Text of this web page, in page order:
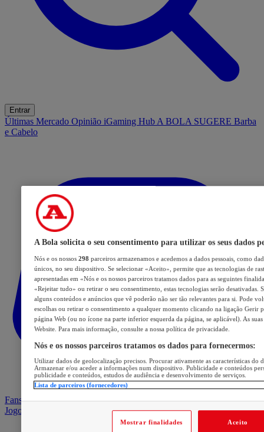
Entrar
Últimas Mercado Opinião iGaming Hub A BOLA SUGERE Barba
e Cabelo
Fans Arena
Jogos
A Bola solicita o seu consentimento para utilizar os seus dados
Nós e os nossos 298 parceiros armazenamos e acedemos a dados pessoais, como
únicos, no seu dispositivo. Se selecionar «Aceito», permite que as tecnologias de
apresentadas em «Nós e os nossos parceiros tratamos dados para as seguintes
«Rejeitar tudo» ou retirar o seu consentimento, estas tecnologias serão desativadas.
alguns conteúdos e anúncios que vê poderão não ser tão relevantes para si. Pode
escolhas ou retirar o consentimento a qualquer momento clicando na ligação Gerir
página Web (ou no ícone na parte inferior esquerda da página, se aplicável). As suas
Website. Para mais informação, consulte a nossa política de privacidade.
Nós e os nossos parceiros tratamos os dados para fornecermos:
Utilizar dados de geolocalização precisos. Procurar ativamente as características do
Armazenar e/ou aceder a informações num dispositivo. Publicidade e conteúdos
publicidade e conteúdos, estudos de audiência e desenvolvimento de serviços.
Lista de parceiros (fornecedores)
Mostrar finalidades Aceito